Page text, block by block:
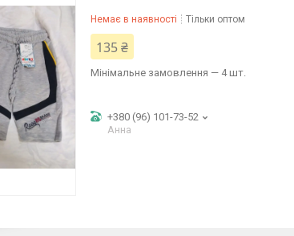
Немає в наявності Тільки оптом
135 ₴
Мінімальне замовлення — 4 шт.
+380 (96) 101-73-52
Анна